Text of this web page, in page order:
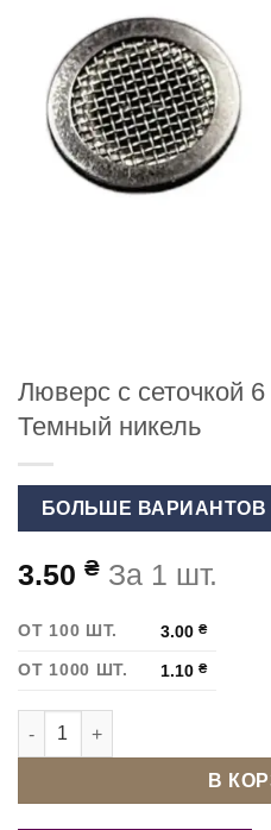
Люверс с сеточкой
Темный никель
БОЛЬШЕ ВАРИАНТОВ
3.50 ₴ За 1 шт.
ОТ 100 ШТ. 3.00₴
ОТ 1000 ШТ. 1.10₴
Количество товара Люверс
В